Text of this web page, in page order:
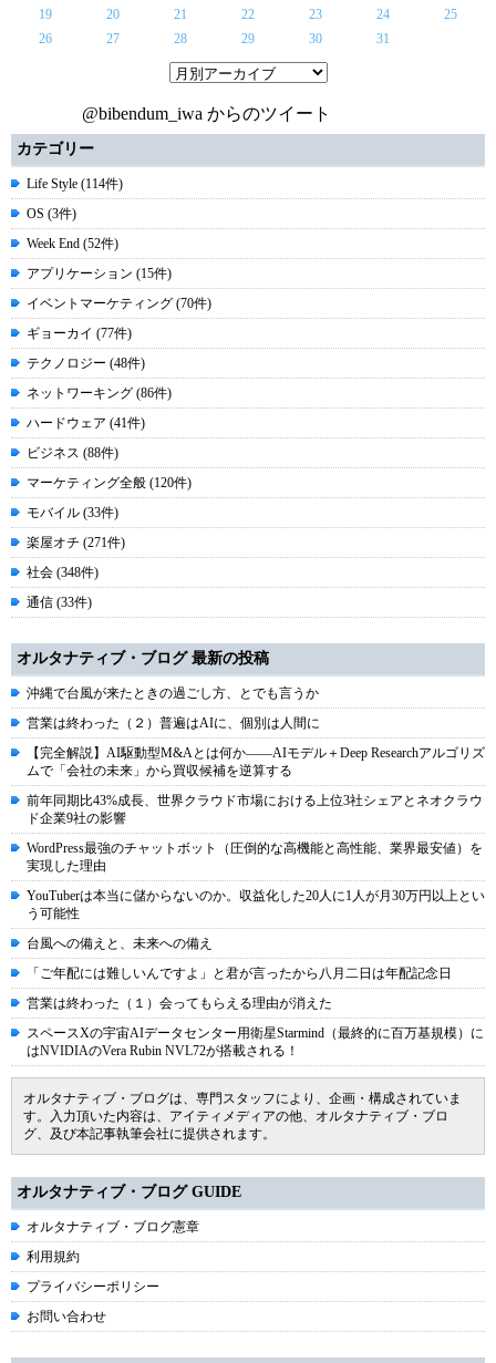
19
20 21 22 23 24
25
26
27 28 29 30 31
@bibendum_iwa からのツイート
カテゴリー
Life Style (114件)
OS (3件)
Week End (52件)
アプリケーション (15件)
イベントマーケティング (70件)
ギョーカイ (77件)
テクノロジー (48件)
ネットワーキング (86件)
ハードウェア (41件)
ビジネス (88件)
マーケティング全般 (120件)
モバイル (33件)
楽屋オチ (271件)
社会 (348件)
通信 (33件)
オルタナティブ・ブログ 最新の投稿
沖縄で台風が来たときの過ごし方、とでも言うか
営業は終わった（２）普遍はAIに、個別は人間に
【完全解説】AI駆動型M&Aとは何か――AIモデル＋Deep Researchアルゴリズ
ムで「会社の未来」から買収候補を逆算する
前年同期比43%成長、世界クラウド市場における上位3社シェアとネオクラウ
ド企業9社の影響
WordPress最強のチャットボット（圧倒的な高機能と高性能、業界最安値）を
実現した理由
YouTuberは本当に儲からないのか。収益化した20人に1人が月30万円以上とい
う可能性
台風への備えと、未来への備え
「ご年配には難しいんですよ」と君が言ったから八月二日は年配記念日
営業は終わった（１）会ってもらえる理由が消えた
スペースXの宇宙AIデータセンター用衛星Starmind（最終的に百万基規模）に
はNVIDIAのVera Rubin NVL72が搭載される！
オルタナティブ・ブログは、専門スタッフにより、企画・構成されていま
す。入力頂いた内容は、アイティメディアの他、オルタナティブ・ブロ
グ、及び本記事執筆会社に提供されます。
オルタナティブ・ブログ GUIDE
オルタナティブ・ブログ憲章
利用規約
プライバシーポリシー
お問い合わせ